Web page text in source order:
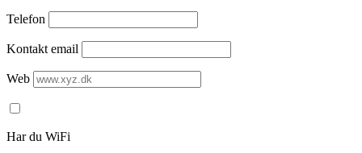
Telefon
Kontakt email
Web
Har du WiFi